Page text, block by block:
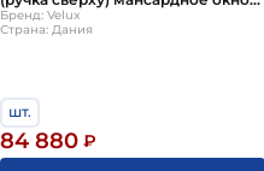
деревянное двухкамерное
(Велюкс)
Бренд: Velux
Страна: Дания
шт.
84 880 ₽